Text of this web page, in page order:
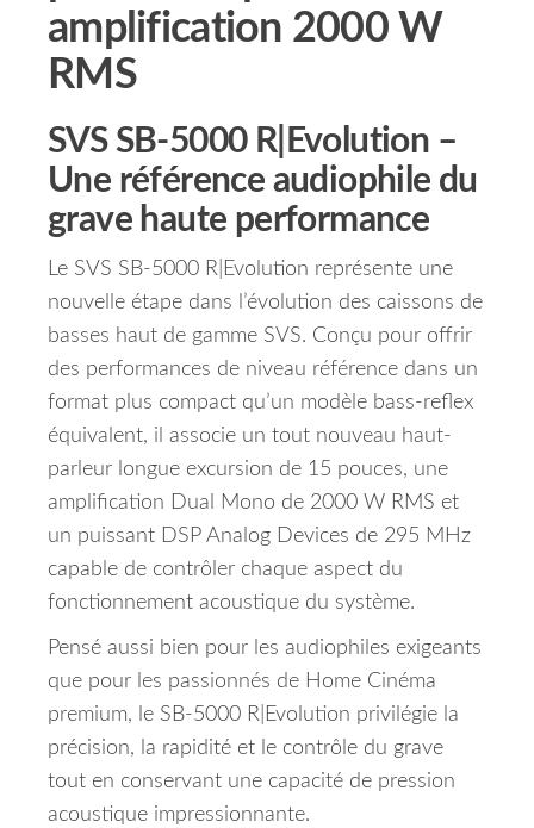
amplification 2000 W
RMS
SVS SB-5000 R|Evolution –
Une référence audiophile du
grave haute performance
Le SVS SB-5000 R|Evolution représente une
nouvelle étape dans l’évolution des caissons de
basses haut de gamme SVS. Conçu pour offrir
des performances de niveau référence dans un
format plus compact qu’un modèle bass-reflex
équivalent, il associe un tout nouveau haut-
parleur longue excursion de 15 pouces, une
amplification Dual Mono de 2000 W RMS et
un puissant DSP Analog Devices de 295 MHz
capable de contrôler chaque aspect du
fonctionnement acoustique du système.
Pensé aussi bien pour les audiophiles exigeants
que pour les passionnés de Home Cinéma
premium, le SB-5000 R|Evolution privilégie la
précision, la rapidité et le contrôle du grave
tout en conservant une capacité de pression
acoustique impressionnante.